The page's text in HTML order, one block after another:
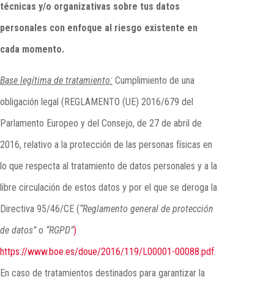
técnicas y/o organizativas sobre tus datos
personales con enfoque al riesgo existente en
cada momento.
Base legítima de tratamiento: Cumplimiento de una
obligación legal (REGLAMENTO (UE) 2016/679 del
Parlamento Europeo y del Consejo, de 27 de abril de
2016, relativo a la protección de las personas físicas en
lo que respecta al tratamiento de datos personales y a la
libre circulación de estos datos y por el que se deroga la
Directiva 95/46/CE (“Reglamento general de protección
de datos”o “RGPD”)
https://www.boe.es/doue/2016/119/L00001-00088.pdf.
En caso de tratamientos destinados para garantizar la